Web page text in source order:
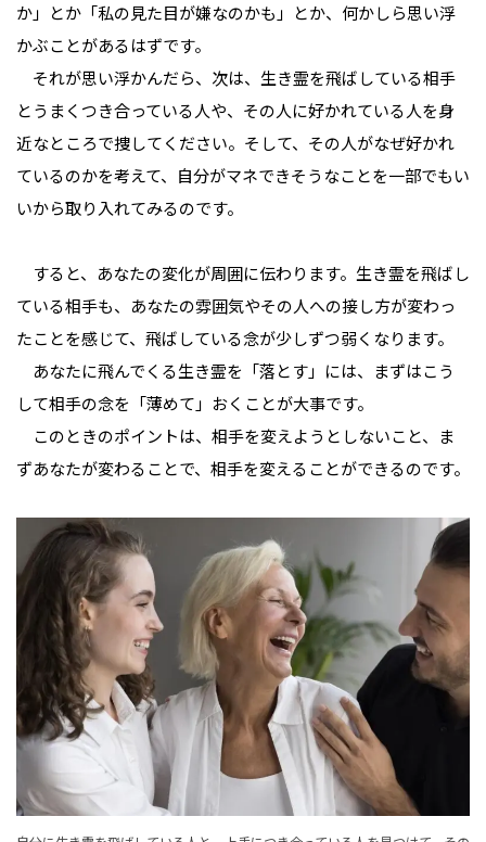
か」とか「私の見た目が嫌なのかも」とか、何かしら思い浮
かぶことがあるはずです。
それが思い浮かんだら、次は、生き霊を飛ばしている相手
とうまくつき合っている人や、その人に好かれている人を身
近なところで捜してください。そして、その人がなぜ好かれ
ているのかを考えて、自分がマネできそうなことを一部でもい
いから取り入れてみるのです。
すると、あなたの変化が周囲に伝わります。生き霊を飛ばし
ている相手も、あなたの雰囲気やその人への接し方が変わっ
たことを感じて、飛ばしている念が少しずつ弱くなります。
あなたに飛んでくる生き霊を「落とす」には、まずはこう
して相手の念を「薄めて」おくことが大事です。
このときのポイントは、相手を変えようとしないこと、ま
ずあなたが変わることで、相手を変えることができるのです。